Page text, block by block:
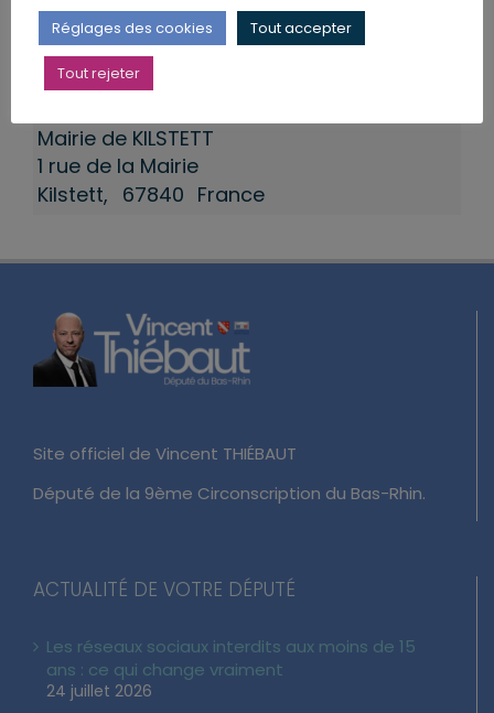
Lieu
Mairie de KILSTETT
1 rue de la Mairie
Kilstett, 67840 France
Site officiel de Vincent THIÉBAUT
Député de la 9ème Circonscription du Bas-Rhin.
ACTUALITÉ DE VOTRE DÉPUTÉ
Les réseaux sociaux interdits aux moins de 15
ans : ce qui change vraiment
24 juillet 2026
Réglages des cookies Tout accepter
Tout rejeter